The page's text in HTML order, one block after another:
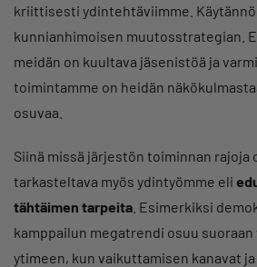
kriittisesti ydintehtäviimme.
kunnianhimoisen muutosstrategian.
meidän on kuultava jäsenistöä ja
toimintamme on heidän
osuvaa.
Siinä missä järjestön toiminnan rajoja
tarkasteltava myös ydintyömme eli
tähtäimen tarpeita . Esimerkiksi
kamppailun megatrendi osuu
ytimeen, kun vaikuttamisen kanavat